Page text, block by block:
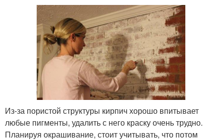
Из-за пористой структуры кирпич хорошо впитывает
любые пигменты, удалить с него краску очень трудно.
Планируя окрашивание, стоит учитывать, что потом